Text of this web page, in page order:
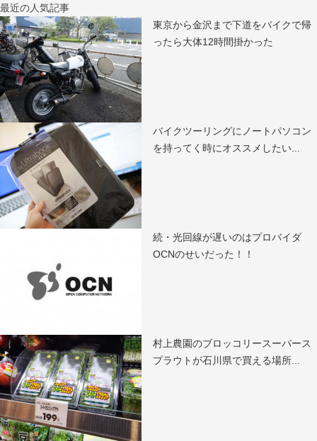
最近の人気記事
東京から金沢まで下道をバイクで帰
ったら大体12時間掛かった
バイクツーリングにノートパソコン
を持ってく時にオススメしたい...
続・光回線が遅いのはプロバイダ
OCNのせいだった！！
村上農園のブロッコリースーパース
プラウトが石川県で買える場所...